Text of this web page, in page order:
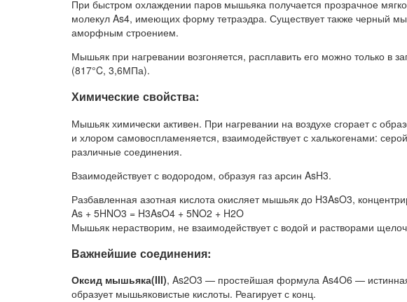
При быстром охлаждении паров мышьяка получается прозрачное
молекул As4, имеющих форму тетраэдра. Существует также черный
аморфным строением.
Мышьяк при нагревании возгоняется, расплавить его можно только в
(817°C, 3,6МПа).
Химические свойства:
Мышьяк химически активен. При нагревании на воздухе сгорает с
и хлором самовоспламеняется, взаимодействует с халькогенами:
различные соединения.
Взаимодействует с водородом, образуя газ арсин AsH3.
Разбавленная азотная кислота окисляет мышьяк до H3AsO3,
As + 5HNO3 = H3AsO4 + 5NO2 + H2O
Мышьяк нерастворим, не взаимодействует с водой и растворами
Важнейшие соединения:
Оксид мышьяка(III), As2O3 — простейшая формула As4O6 —
образует мышьяковистые кислоты. Реагирует с конц.